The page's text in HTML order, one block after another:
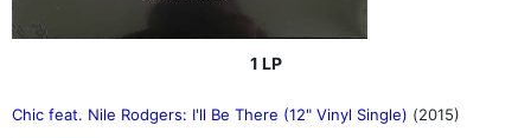
1 LP
Chic feat. Nile Rodgers: I'll Be There (12" Vinyl Single) (2015)